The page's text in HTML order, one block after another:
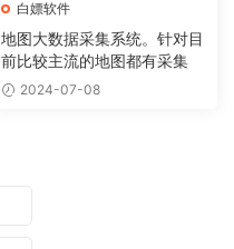
白嫖软件
地图大数据采集系统。针对目
前比较主流的地图都有采集
2024-07-08